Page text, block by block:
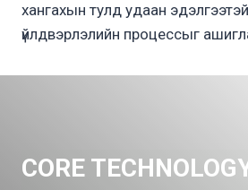
хангахын тулд удаан
үйлдвэрлэлийн процессыг
CORE